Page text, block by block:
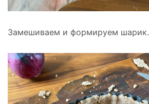
Замешиваем и формируем шарик.